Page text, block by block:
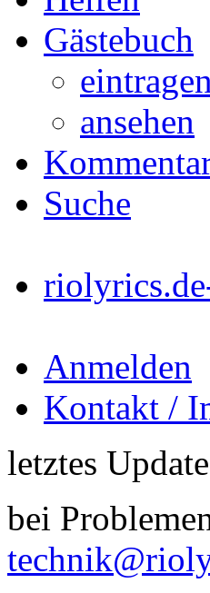
Gästebuch
eintragen
ansehen
Suche
Anmelden
Kontakt /
letztes
bei